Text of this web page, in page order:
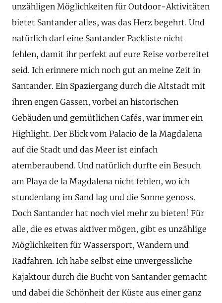
unzähligen Möglichkeiten für Outdoor-Aktivitäten
bietet Santander alles, was das Herz begehrt. Und
natürlich darf eine Santander Packliste nicht
fehlen, damit ihr perfekt auf eure Reise vorbereitet
seid. Ich erinnere mich noch gut an meine Zeit in
Santander. Ein Spaziergang durch die Altstadt mit
ihren engen Gassen, vorbei an historischen
Gebäuden und gemütlichen Cafés, war immer ein
Highlight. Der Blick vom Palacio de la Magdalena
auf die Stadt und das Meer ist einfach
atemberaubend. Und natürlich durfte ein Besuch
am Playa de la Magdalena nicht fehlen, wo ich
stundenlang im Sand lag und die Sonne genoss.
Doch Santander hat noch viel mehr zu bieten! Für
alle, die es etwas aktiver mögen, gibt es unzählige
Möglichkeiten für Wassersport, Wandern und
Radfahren. Ich habe selbst eine unvergessliche
Kajaktour durch die Bucht von Santander gemacht
und dabei die Schönheit der Küste aus einer ganz